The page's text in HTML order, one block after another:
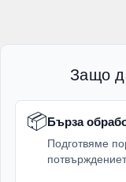
Защо
📦Бърза
Подготвяме